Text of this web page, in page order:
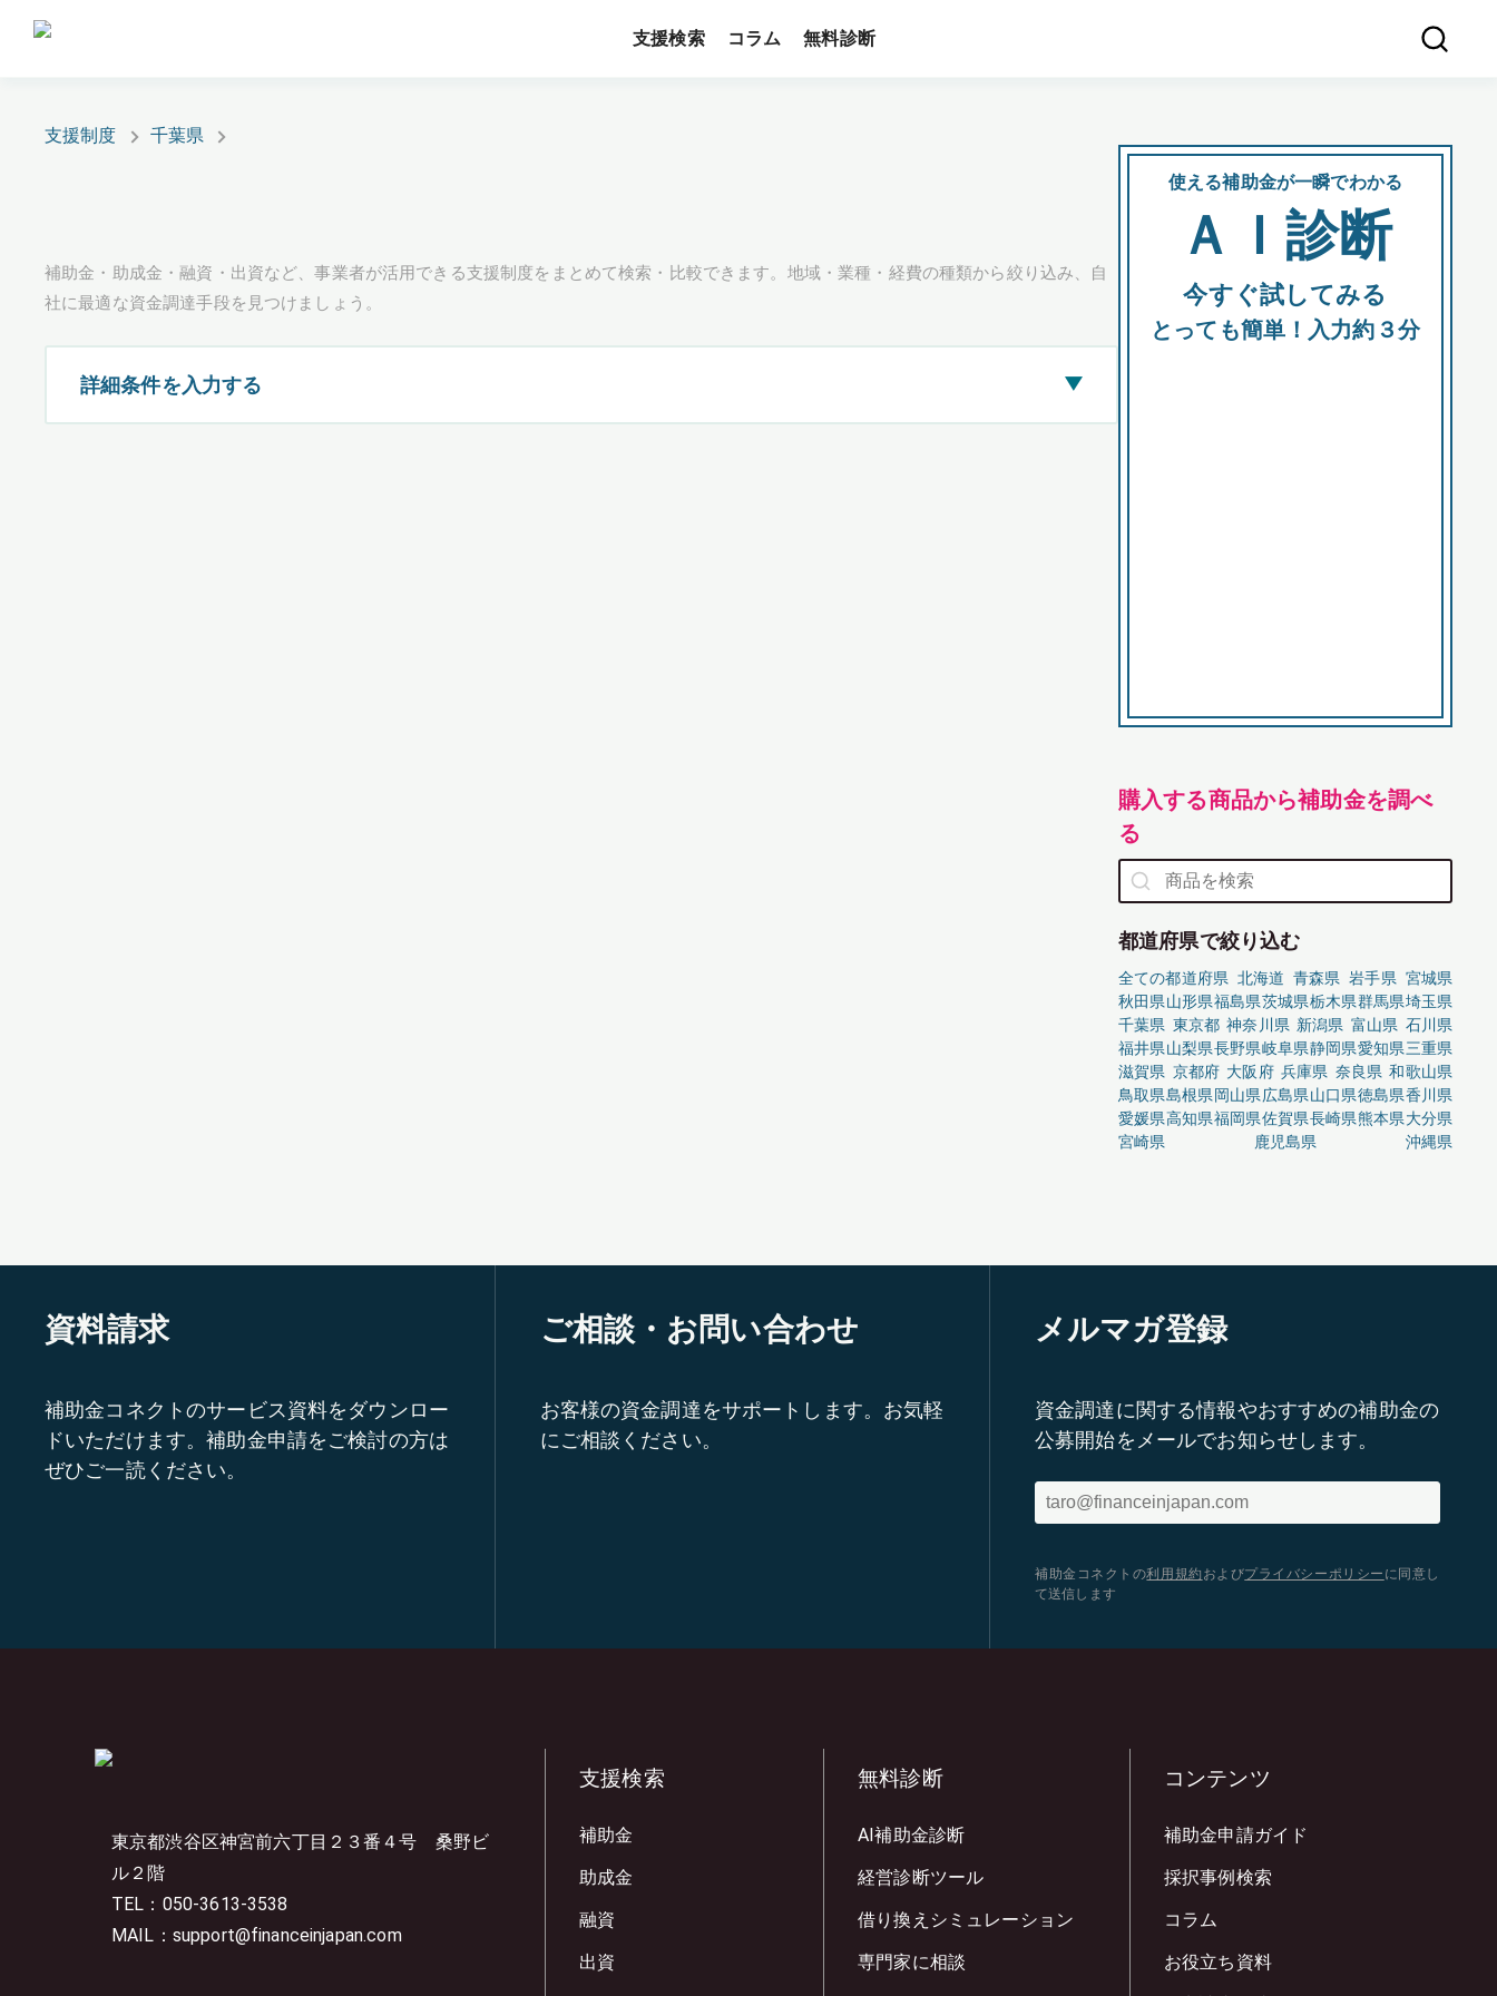
支援検索 コラム 無料診断
支援制度 千葉県
補助金・助成金・融資・出資など、事業者が活用できる支援制度をまとめて検索・比較できます。地域・業種・経費の種類から絞り込み、自
社に最適な資金調達手段を見つけましょう。
詳細条件を入力する ▶
使える補助金が一瞬でわかる
ＡＩ診断
今すぐ試してみる
とっても簡単！入力約３分
購入する商品から補助金を調べ
る
都道府県で絞り込む
全ての都道府県 北海道 青森県 岩手県 宮城県
秋田県山形県福島県茨城県栃木県群馬県埼玉県
千葉県 東京都 神奈川県 新潟県 富山県 石川県
福井県山梨県長野県岐阜県静岡県愛知県三重県
滋賀県 京都府 大阪府 兵庫県 奈良県 和歌山県
鳥取県島根県岡山県広島県山口県徳島県香川県
愛媛県高知県福岡県佐賀県長崎県熊本県大分県
宮崎県
鹿児島県 沖縄県
資料請求
補助金コネクトのサービス資料をダウンロー
ドいただけます。補助金申請をご検討の方は
ぜひご一読ください。
ご相談・お問い合わせ
お客様の資金調達をサポートします。お気軽
にご相談ください。
メルマガ登録
資金調達に関する情報やおすすめの補助金の
公募開始をメールでお知らせします。
補助金コネクトの利用規約 およびプライバシーポリシー に同意し
て送信します
東京都渋谷区神宮前六丁目２３番４号 桑野ビ
ル２階
TEL：050-3613-3538
MAIL：support@financeinjapan.com
支援検索
補助金
助成金
融資
出資
無料診断
AI補助金診断
経営診断ツール
借り換えシミュレーション
専門家に相談
コンテンツ
補助金申請ガイド
採択事例検索
コラム
お役立ち資料